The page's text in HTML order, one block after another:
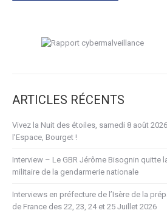
ARTICLES RÉCENTS
Vivez la Nuit des étoiles, samedi 8 août
l’Espace, Bourget !
Interview – Le GBR Jérôme Bisognin quitte
militaire de la gendarmerie nationale
Interviews en préfecture de l’Isère de la
de France des 22, 23, 24 et 25 Juillet 2026